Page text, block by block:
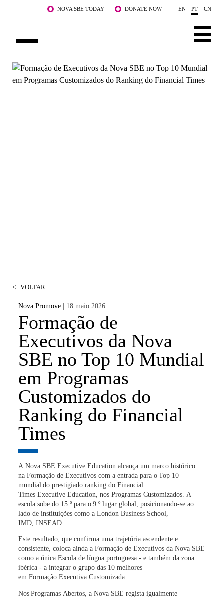
Saltar para o conteúdo principalNOVA SBE TODAY DONATE NOW EN PT CN
SOBRE NÓS
< VOLTAR
Nova Promove| 18 maio 2026
Formação de
Executivos da Nova
SBE no Top 10 Mundial
em Programas
Customizados do
Ranking do Financial
Times
A Nova SBE Executive Education alcança um marco histórico
na Formação de Executivos com a entrada para o Top 10
mundial do prestigiado ranking do Financial
Times Executive Education, nos Programas Customizados. A
escola sobe do 15.º para o 9.º lugar global , posicionando-se ao
lado de instituições como a London Business School,
IMD, INSEAD.
Este resultado, que confirma uma trajetória ascendente e
consistente, coloca ainda a Formação de Executivos da Nova SBE
como a única Escola de língua portuguesa - e também da zona
ibérica - a integrar o grupo das 10 melhores
em Formação Executiva Customizada.
NosProgramas Abertos, a Nova SBE regista igualmente